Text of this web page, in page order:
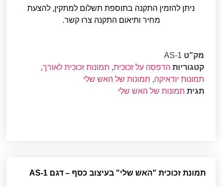
ניתן להזמין התקנה בתוספת תשלום למתקין, להצעת
מחיר ותיאום התקנה צרו קשר.
מק"ט AS-1
קטגוריות הדפסה על זכוכית, תמונות זכוכית לאורך,
תמונות יודאיקה, תמונות של האש שלי
תגית תמונות של האש שלי
תמונת זכוכית "האש שלי" בעיצוב כסף – דגם AS-1